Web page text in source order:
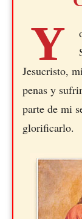
Y
Jesucristo,
penas y
parte de mi
glorificarlo.